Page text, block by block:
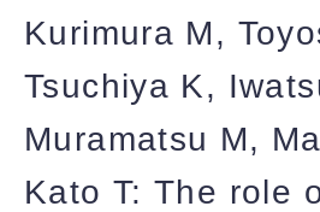
Kurimura M,
Tsuchiya K,
Muramatsu M,
Kato T: The role